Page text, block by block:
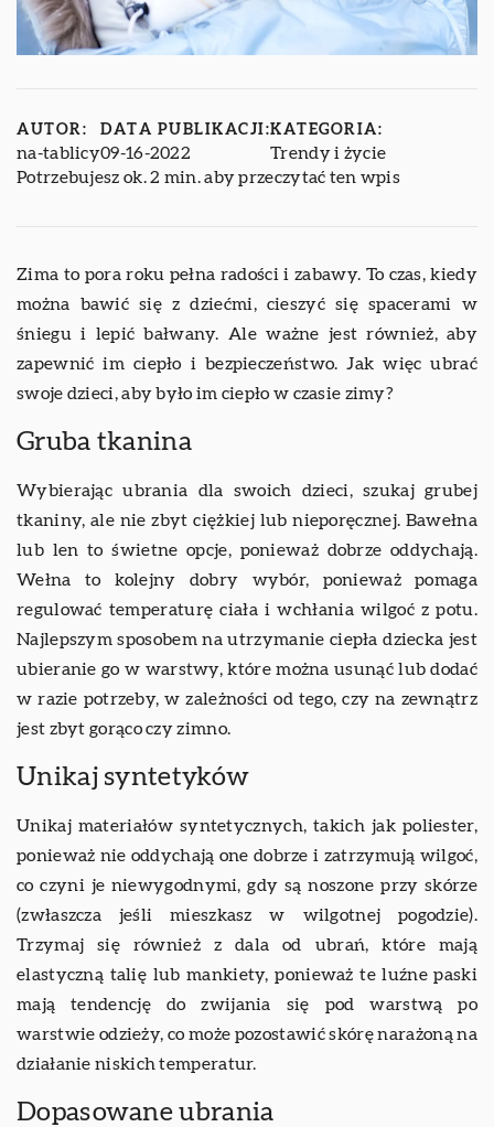
AUTOR:
na-tablicy
DATA PUBLIKACJI:
09-16-2022
KATEGORIA:
Trendy i życie
Potrzebujesz ok. 2 min. aby przeczytać ten wpis
Zima to pora roku pełna radości i zabawy. To czas, kiedy
można bawić się z dziećmi, cieszyć się spacerami w
śniegu i lepić bałwany. Ale ważne jest również, aby
zapewnić im ciepło i bezpieczeństwo. Jak więc ubrać
swoje dzieci, aby było im ciepło w czasie zimy?
Gruba tkanina
Wybierając ubrania dla swoich dzieci, szukaj grubej
tkaniny, ale nie zbyt ciężkiej lub nieporęcznej. Bawełna
lub len to świetne opcje, ponieważ dobrze oddychają.
Wełna to kolejny dobry wybór, ponieważ pomaga
regulować temperaturę ciała i wchłania wilgoć z potu.
Najlepszym sposobem na utrzymanie ciepła dziecka jest
ubieranie go w warstwy, które można usunąć lub dodać
w razie potrzeby, w zależności od tego, czy na zewnątrz
jest zbyt gorąco czy zimno.
Unikaj syntetyków
Unikaj materiałów syntetycznych, takich jak poliester,
ponieważ nie oddychają one dobrze i zatrzymują wilgoć,
co czyni je niewygodnymi, gdy są noszone przy skórze
(zwłaszcza jeśli mieszkasz w wilgotnej pogodzie).
Trzymaj się również z dala od ubrań, które mają
elastyczną talię lub mankiety, ponieważ te luźne paski
mają tendencję do zwijania się pod warstwą po
warstwie odzieży, co może pozostawić skórę narażoną na
działanie niskich temperatur.
Dopasowane ubrania